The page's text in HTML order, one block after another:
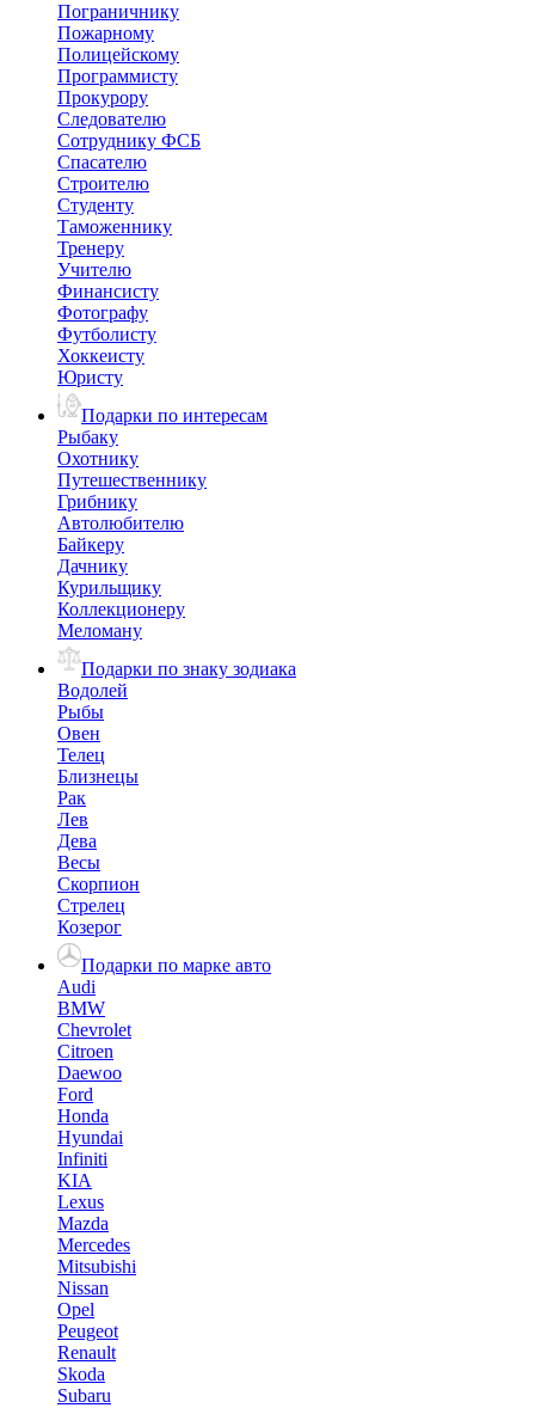
Пограничнику
Пожарному
Полицейскому
Программисту
Прокурору
Следователю
Сотруднику ФСБ
Спасателю
Строителю
Студенту
Таможеннику
Тренеру
Учителю
Финансисту
Фотографу
Футболисту
Хоккеисту
Юристу
Подарки по интересам
Рыбаку
Охотнику
Путешественнику
Грибнику
Автолюбителю
Байкеру
Дачнику
Курильщику
Коллекционеру
Меломану
Подарки по знаку зодиака
Водолей
Рыбы
Овен
Телец
Близнецы
Рак
Лев
Дева
Весы
Скорпион
Стрелец
Козерог
Подарки по марке авто
Audi
BMW
Chevrolet
Citroen
Daewoo
Ford
Honda
Hyundai
Infiniti
KIA
Lexus
Mazda
Mercedes
Mitsubishi
Nissan
Opel
Peugeot
Renault
Skoda
Subaru